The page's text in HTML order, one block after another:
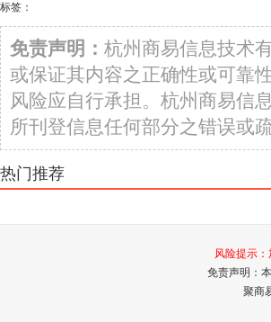
标签：
免责声明： 杭州商易信息技术
或保证其内容之正确性或可靠
风险应自行承担。杭州商易信
所刊登信息任何部分之错误或疏
热门推荐
风险提示
免责声明：
聚商